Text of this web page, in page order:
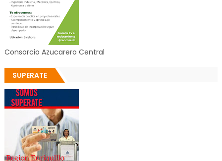
Consorcio Azucarero Central
SUPERATE